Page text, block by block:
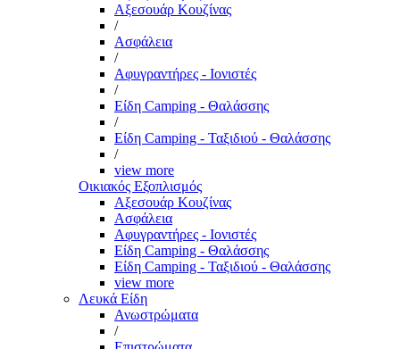
Αξεσουάρ Κουζίνας
/
Ασφάλεια
/
Αφυγραντήρες - Ιονιστές
/
Είδη Camping - Θαλάσσης
/
Είδη Camping - Ταξιδιού - Θαλάσσης
/
view more
Οικιακός Εξοπλισμός
Αξεσουάρ Κουζίνας
Ασφάλεια
Αφυγραντήρες - Ιονιστές
Είδη Camping - Θαλάσσης
Είδη Camping - Ταξιδιού - Θαλάσσης
view more
Λευκά Είδη
Ανωστρώματα
/